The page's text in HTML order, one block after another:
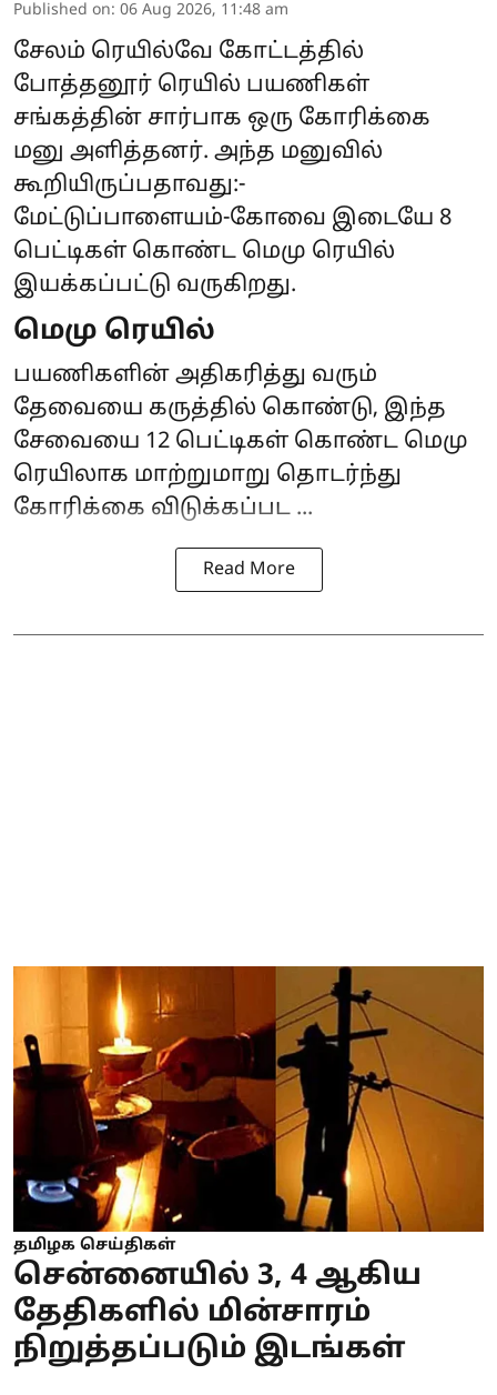
Published on: 06 Aug 2026, 11:48 am
சேலம் ரெயில்வே கோட்டத்தில்
போத்தனூர் ரெயில் பயணிகள்
சங்கத்தின் சார்பாக ஒரு கோரிக்கை
மனு அளித்தனர். அந்த மனுவில்
கூறியிருப்பதாவது:-
மேட்டுப்பாளையம்-கோவை இடையே 8
பெட்டிகள் கொண்ட மெமு ரெயில்
இயக்கப்பட்டு வருகிறது.
மெமு ரெயில்
பயணிகளின் அதிகரித்து வரும்
தேவையை கருத்தில் கொண்டு, இந்த
சேவையை 12 பெட்டிகள் கொண்ட மெமு
ரெயிலாக மாற்றுமாறு தொடர்ந்து
கோரிக்கை விடுக்கப்பட ...
Read More
தமிழக செய்திகள்
சென்னையில் 3, 4 ஆகிய
தேதிகளில் மின்சாரம்
நிறுத்தப்படும் இடங்கள்